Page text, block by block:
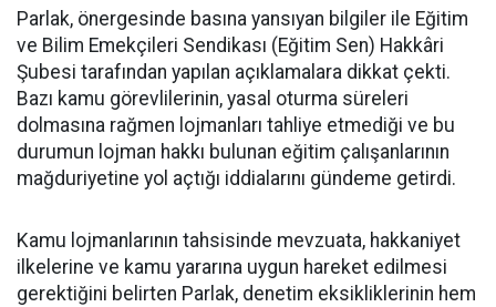
Parlak, önergesinde basına yansıyan bilgiler ile Eğitim
ve Bilim Emekçileri Sendikası (Eğitim Sen) Hakkâri
Şubesi tarafından yapılan açıklamalara dikkat çekti.
Bazı kamu görevlilerinin, yasal oturma süreleri
dolmasına rağmen lojmanları tahliye etmediği ve bu
durumun lojman hakkı bulunan eğitim çalışanlarının
mağduriyetine yol açtığı iddialarını gündeme getirdi.
Kamu lojmanlarının tahsisinde mevzuata, hakkaniyet
ilkelerine ve kamu yararına uygun hareket edilmesi
gerektiğini belirten Parlak, denetim eksikliklerinin hem